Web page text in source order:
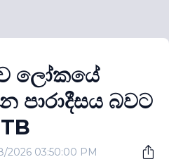
ලෝකයේ
පාරාදීසය බවට
2026 03:50:00 PM